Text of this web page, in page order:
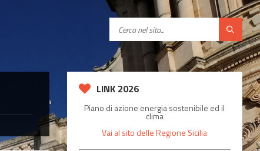
C
r
a
LINK 2026
Piano di azione energia sostenibile ed il
clima
Vai al sito delle Regione Sicilia